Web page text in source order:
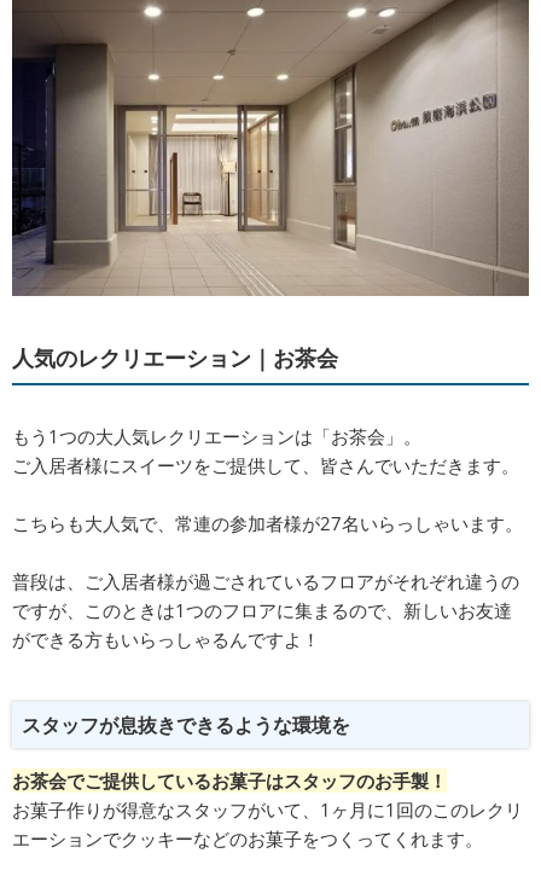
人気のレクリエーション｜お茶会
もう1つの大人気レクリエーションは「お茶会」。
ご入居者様にスイーツをご提供して、皆さんでいただきます。
こちらも大人気で、常連の参加者様が27名いらっしゃいます。
普段は、ご入居者様が過ごされているフロアがそれぞれ違うの
ですが、このときは1つのフロアに集まるので、新しいお友達
ができる方もいらっしゃるんですよ！
スタッフが息抜きできるような環境を
お茶会でご提供しているお菓子はスタッフのお手製！
お菓子作りが得意なスタッフがいて、1ヶ月に1回のこのレクリ
エーションでクッキーなどのお菓子をつくってくれます。